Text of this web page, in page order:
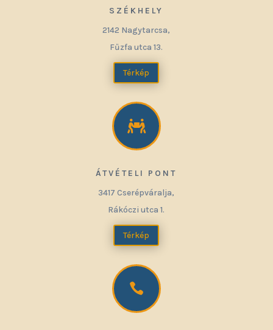
SZÉKHELY
2142 Nagytarcsa,
Fűzfa utca 13.
Térkép

ÁTVÉTELI PONT
3417 Cserépváralja,
Rákóczi utca 1.
Térkép
